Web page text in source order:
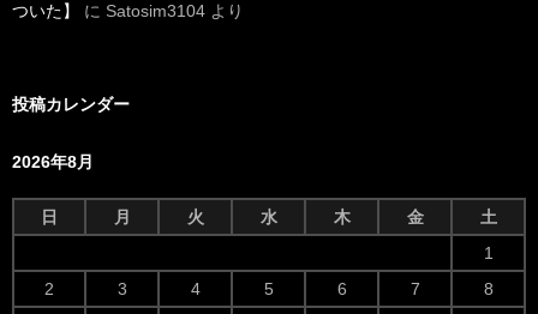
ついた】
に Satosim3104 より
投稿カレンダー
2026年8月
日 月 火 水 木 金
土
1
2
3 4 5 6 7
8